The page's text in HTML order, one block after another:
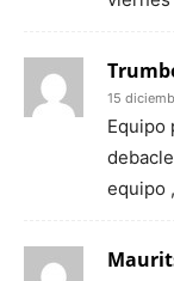
15
Equipo
equipo